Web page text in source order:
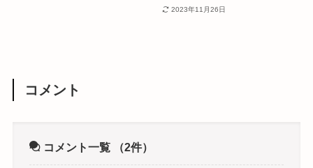
2023年11月26日
コメント
コメント一覧 （2件）